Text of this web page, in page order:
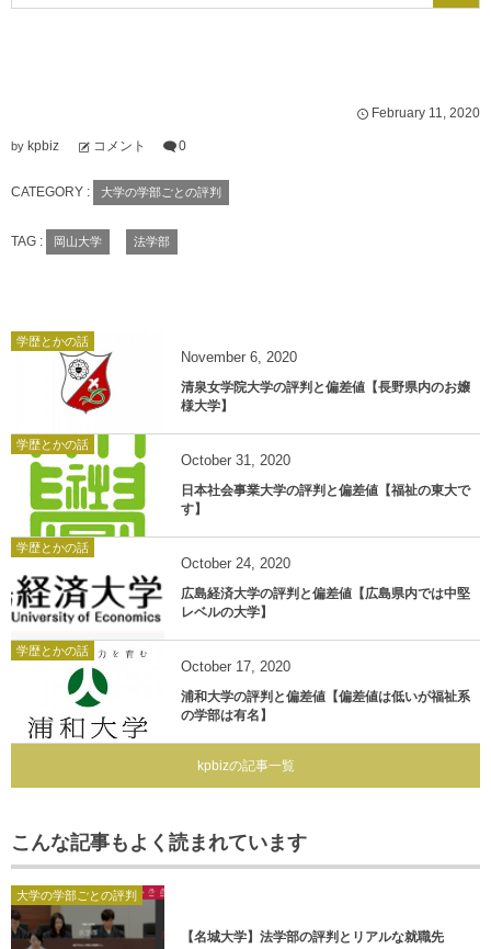
February 11, 2020
by kpbiz コメント 0
CATEGORY : 大学の学部ごとの評判
TAG : 岡山大学 法学部
学歴とかの話
November 6, 2020
清泉女学院大学の評判と偏差値【長野県内のお嬢
様大学】
学歴とかの話
October 31, 2020
日本社会事業大学の評判と偏差値【福祉の東大で
す】
学歴とかの話
October 24, 2020
広島経済大学の評判と偏差値【広島県内では中堅
レベルの大学】
学歴とかの話
October 17, 2020
浦和大学の評判と偏差値【偏差値は低いが福祉系
の学部は有名】
kpbizの記事一覧
こんな記事もよく読まれています
大学の学部ごとの評判
【名城大学】法学部の評判とリアルな就職先